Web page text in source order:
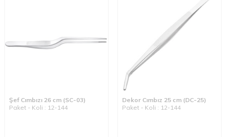
Şef Cımbızı 26 cm (SC-03)
Paket - Koli : 12-144
Dekor Cımbız 25 cm (DC-25)
Paket - Koli : 12-144